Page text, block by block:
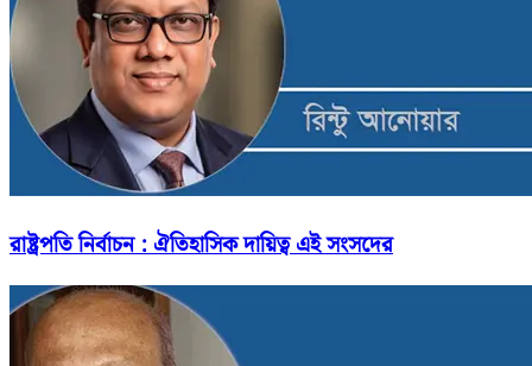
রাষ্ট্রপতি নির্বাচন : ঐতিহাসিক দায়িত্ব এই সংসদের